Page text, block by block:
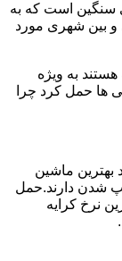
باری سنگین است که به
و بین شهری مورد
گزینه هستند به ویژه
ها حمل کرد چرا
بهترین ماشین
شدن دارند.حمل
نرخ کرایه